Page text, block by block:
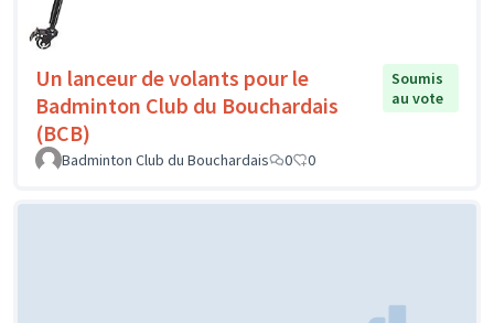
Un lanceur de volants pour le
Badminton Club du Bouchardais
(BCB)
Soumis
au vote
Badminton Club du Bouchardais 0 0